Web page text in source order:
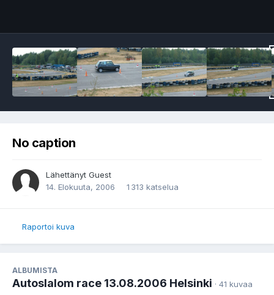
No caption
Lähettänyt Guest
14. Elokuuta, 2006
1 313 katselua
Raportoi kuva
ALBUMISTA
Autoslalom race 13.08.2006 Helsinki · 41 kuvaa